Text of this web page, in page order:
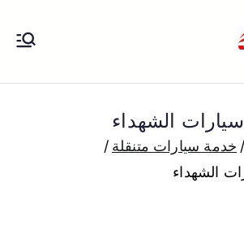
الكويت
بنشر متنقل الكويت كهرباء وبنشر تبديل
بارخص الاسعارالشهداء
خدمة سيارات متنقلة
الشهداء